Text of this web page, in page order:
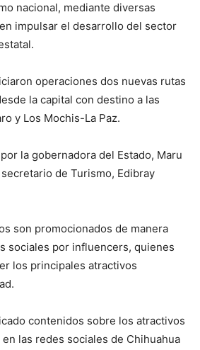
nacional, mediante diversas
impulsar el desarrollo del sector
operaciones dos nuevas rutas
la capital con destino a las
y Los Mochis-La Paz.
la gobernadora del Estado, Maru
de Turismo, Edibray
son promocionados de manera
sociales por influencers, quienes
los principales atractivos
contenidos sobre los atractivos
las redes sociales de Chihuahua